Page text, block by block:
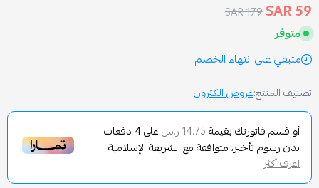
179
الخصم:
عروض الكترون
بقيمة 14.75 ر.س على4دفعات
متوافقة مع الشريعة الإسلامية